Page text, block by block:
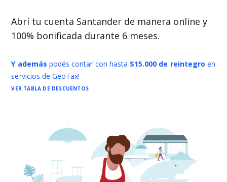
Abrí tu cuenta Santander de manera online y
100% bonificada durante 6 meses.
Y además podés contar con hasta $15.000 de reintegro en
servicios de GeoTax!
VER TABLA DE DESCUENTOS